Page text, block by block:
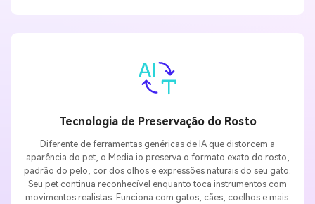
Tecnologia de Preservação do Rosto
Diferente de ferramentas genéricas de IA que distorcem a
aparência do pet, o Media.io preserva o formato exato do rosto,
padrão do pelo, cor dos olhos e expressões naturais do seu gato.
Seu pet continua reconhecível enquanto toca instrumentos com
movimentos realistas. Funciona com gatos, cães, coelhos e mais.